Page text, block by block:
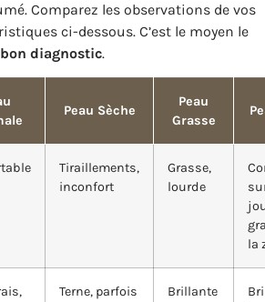
Comparez les observations de vos
ci-dessous. C’est le moyen le
diagnostic.
Peau Sèche
Peau
Grasse
Tiraillements,
inconfort
Grasse,
lourde
la
Terne, parfois
Brillante